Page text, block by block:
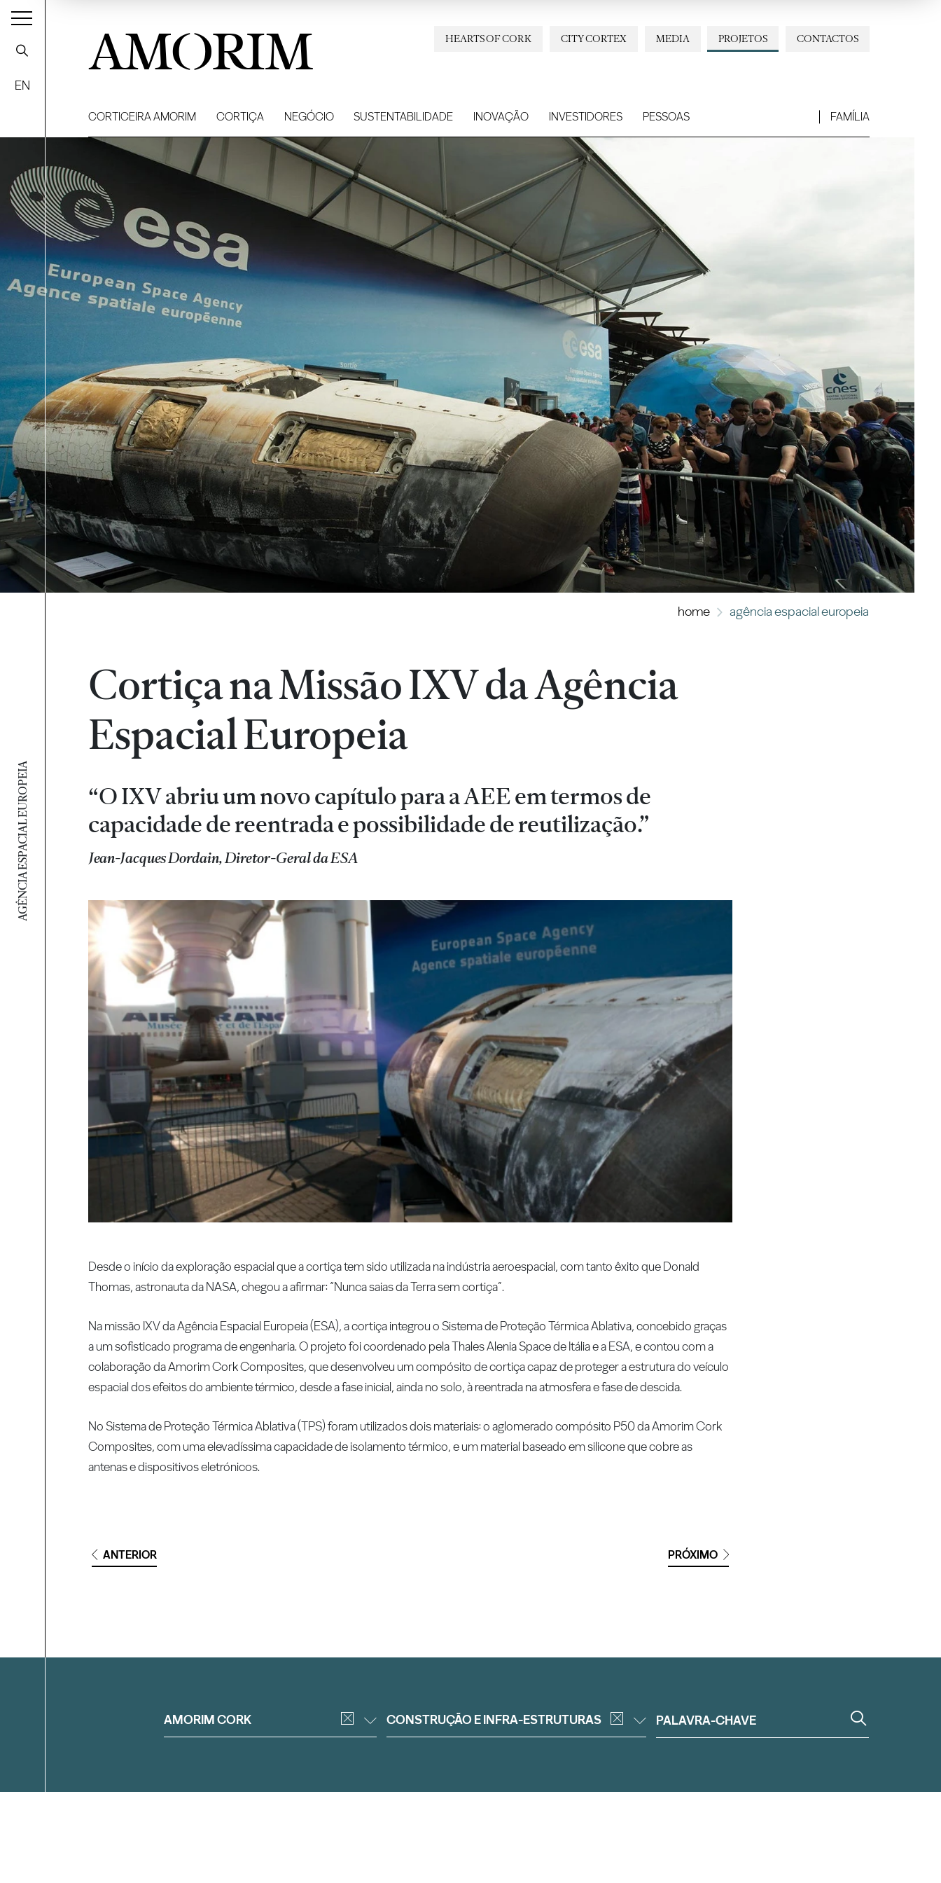
AGÊNCIA ESPACIAL EUROPEIA
EN
AMORIM CONTACTOS
PROJETOS
MEDIA
CITY CORTEX
HEARTS OF CORK
CORTICEIRA AMORIM CORTIÇA NEGÓCIO SUSTENTABILIDADE INOVAÇÃO INVESTIDORES PESSOAS FAMÍLIA
home agência espacial europeia
Cortiça na Missão IXV da Agência
Espacial Europeia
“O IXV abriu um novo capítulo para a AEE em termos de
capacidade de reentrada e possibilidade de reutilização.”
Jean-Jacques Dordain, Diretor-Geral da ESA
Desde o início da exploração espacial que a cortiça tem sido utilizada na indústria aeroespacial, com tanto êxito que Donald
Thomas, astronauta da NASA, chegou a afirmar: “Nunca saias da Terra sem cortiça”.
Na missão IXV da Agência Espacial Europeia (ESA), a cortiça integrou o Sistema de Proteção Térmica Ablativa, concebido graças
a um sofisticado programa de engenharia. O projeto foi coordenado pela Thales Alenia Space de Itália e a ESA, e contou com a
colaboração da Amorim Cork Composites, que desenvolveu um compósito de cortiça capaz de proteger a estrutura do veículo
espacial dos efeitos do ambiente térmico, desde a fase inicial, ainda no solo, à reentrada na atmosfera e fase de descida.
No Sistema de Proteção Térmica Ablativa (TPS) foram utilizados dois materiais: o aglomerado compósito P50 da Amorim Cork
Composites, com uma elevadíssima capacidade de isolamento térmico, e um material baseado em silicone que cobre as
antenas e dispositivos eletrónicos.
ANTERIOR PRÓXIMO
FiltrarAMORIM CORK CONSTRUÇÃO E INFRA-ESTRUTURAS